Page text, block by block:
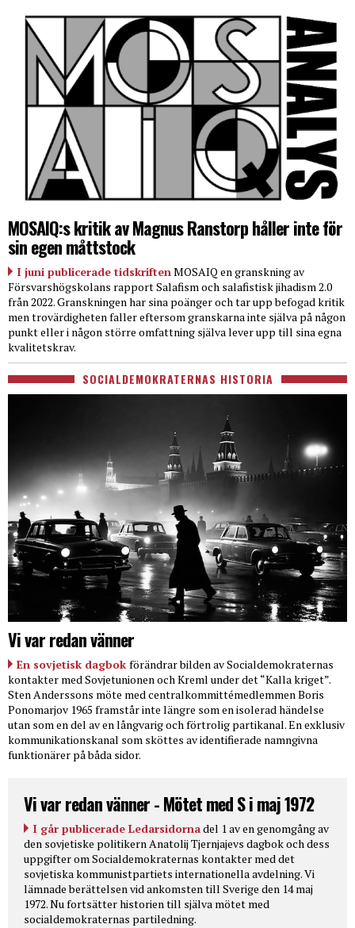
MOSAIQ:s kritik av Magnus Ranstorp håller inte för
sin egen måttstock
I juni publicerade tidskriften MOSAIQ en granskning av
Försvarshögskolans rapport Salafism och salafistisk jihadism 2.0
från 2022. Granskningen har sina poänger och tar upp befogad kritik
men trovärdigheten faller eftersom granskarna inte själva på någon
punkt eller i någon större omfattning själva lever upp till sina egna
kvalitetskrav.
SOCIALDEMOKRATERNAS HISTORIA
Vi var redan vänner
En sovjetisk dagbok förändrar bilden av Socialdemokraternas
kontakter med Sovjetunionen och Kreml under det “Kalla kriget”.
Sten Anderssons möte med centralkommittémedlemmen Boris
Ponomarjov 1965 framstår inte längre som en isolerad händelse
utan som en del av en långvarig och förtrolig partikanal. En exklusiv
kommunikationskanal som sköttes av identifierade namngivna
funktionärer på båda sidor.
Vi var redan vänner - Mötet med S i maj 1972
I går publicerade Ledarsidornadel 1 av en genomgång av
den sovjetiske politikern Anatolij Tjernjajevs dagbok och dess
uppgifter om Socialdemokraternas kontakter med det
sovjetiska kommunistpartiets internationella avdelning. Vi
lämnade berättelsen vid ankomsten till Sverige den 14 maj
1972. Nu fortsätter historien till själva mötet med
socialdemokraternas partiledning.